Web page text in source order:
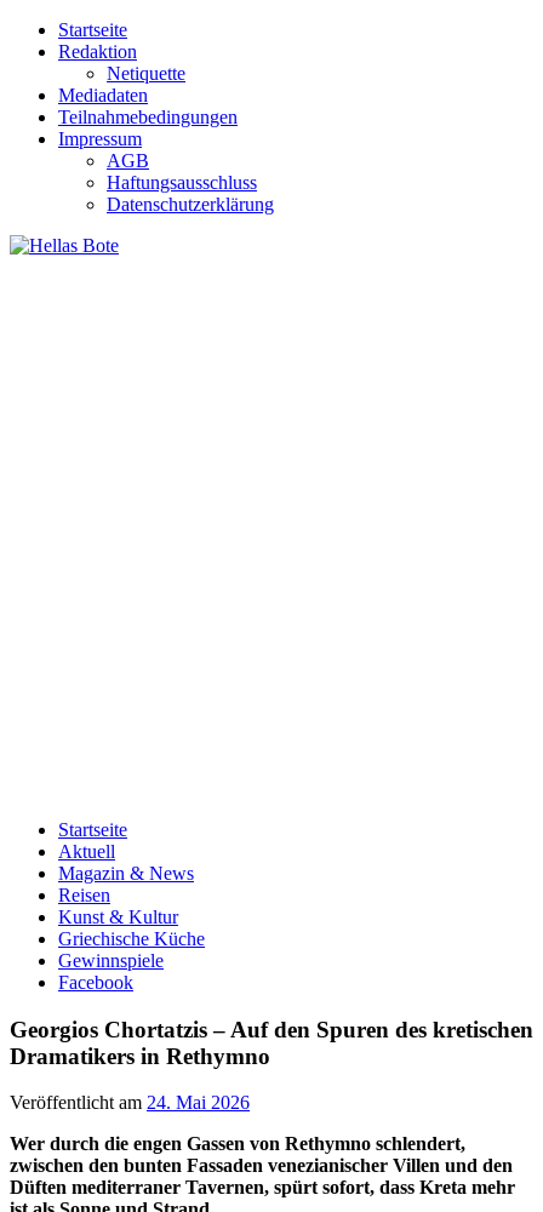
Zum
Inhalt
Startseite
Redaktion
Netiquette
Mediadaten
Teilnahmebedingungen
Impressum
AGB
Haftungsausschluss
Datenschutzerklärung
Startseite
Aktuell
Magazin & News
Reisen
Kunst & Kultur
Griechische Küche
Gewinnspiele
Facebook
Georgios Chortatzis – Auf den Spuren des kretischen
Dramatikers in Rethymno
Veröffentlicht am 24. Mai 2026
Wer durch die engen Gassen von Rethymno schlendert,
zwischen den bunten Fassaden venezianischer Villen und den
Düften mediterraner Tavernen, spürt sofort, dass Kreta mehr